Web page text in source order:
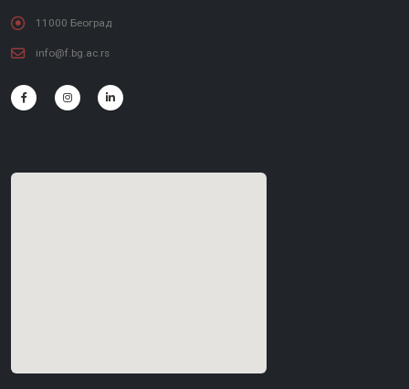
11000 Београд
info@f.bg.ac.rs